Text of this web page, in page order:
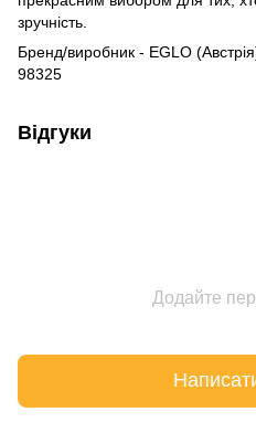
зручність.
Бренд/виробник - EGLO
98325
Відгуки
Додайте